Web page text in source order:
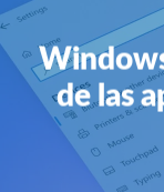
de las